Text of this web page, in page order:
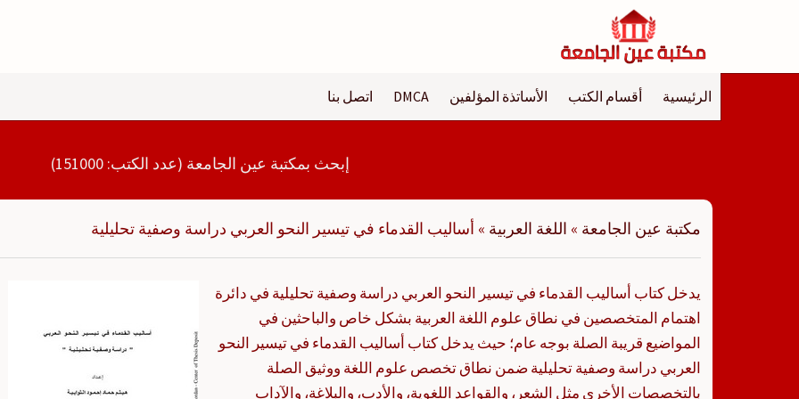
الرئيسية أقسام الكتب الأساتذة المؤلفين DMCA اتصل بنا
إبحث بمكتبة عين الجامعة (عدد الكتب: 151000)
مكتبة عين الجامعة » اللغة العربية » أساليب القدماء في تيسير النحو العربي دراسة وصفية تحليلية
يدخل كتاب أساليب القدماء في تيسير النحو العربي دراسة وصفية تحليلية في دائرة
اهتمام المتخصصين في نطاق علوم اللغة العربية بشكل خاص والباحثين في
المواضيع قريبة الصلة بوجه عام؛ حيث يدخل كتاب أساليب القدماء في تيسير النحو
العربي دراسة وصفية تحليلية ضمن نطاق تخصص علوم اللغة ووثيق الصلة
بالتخصصات الأخرى مثل الشعر، والقواعد اللغوية، والأدب، والبلاغة، والآداب